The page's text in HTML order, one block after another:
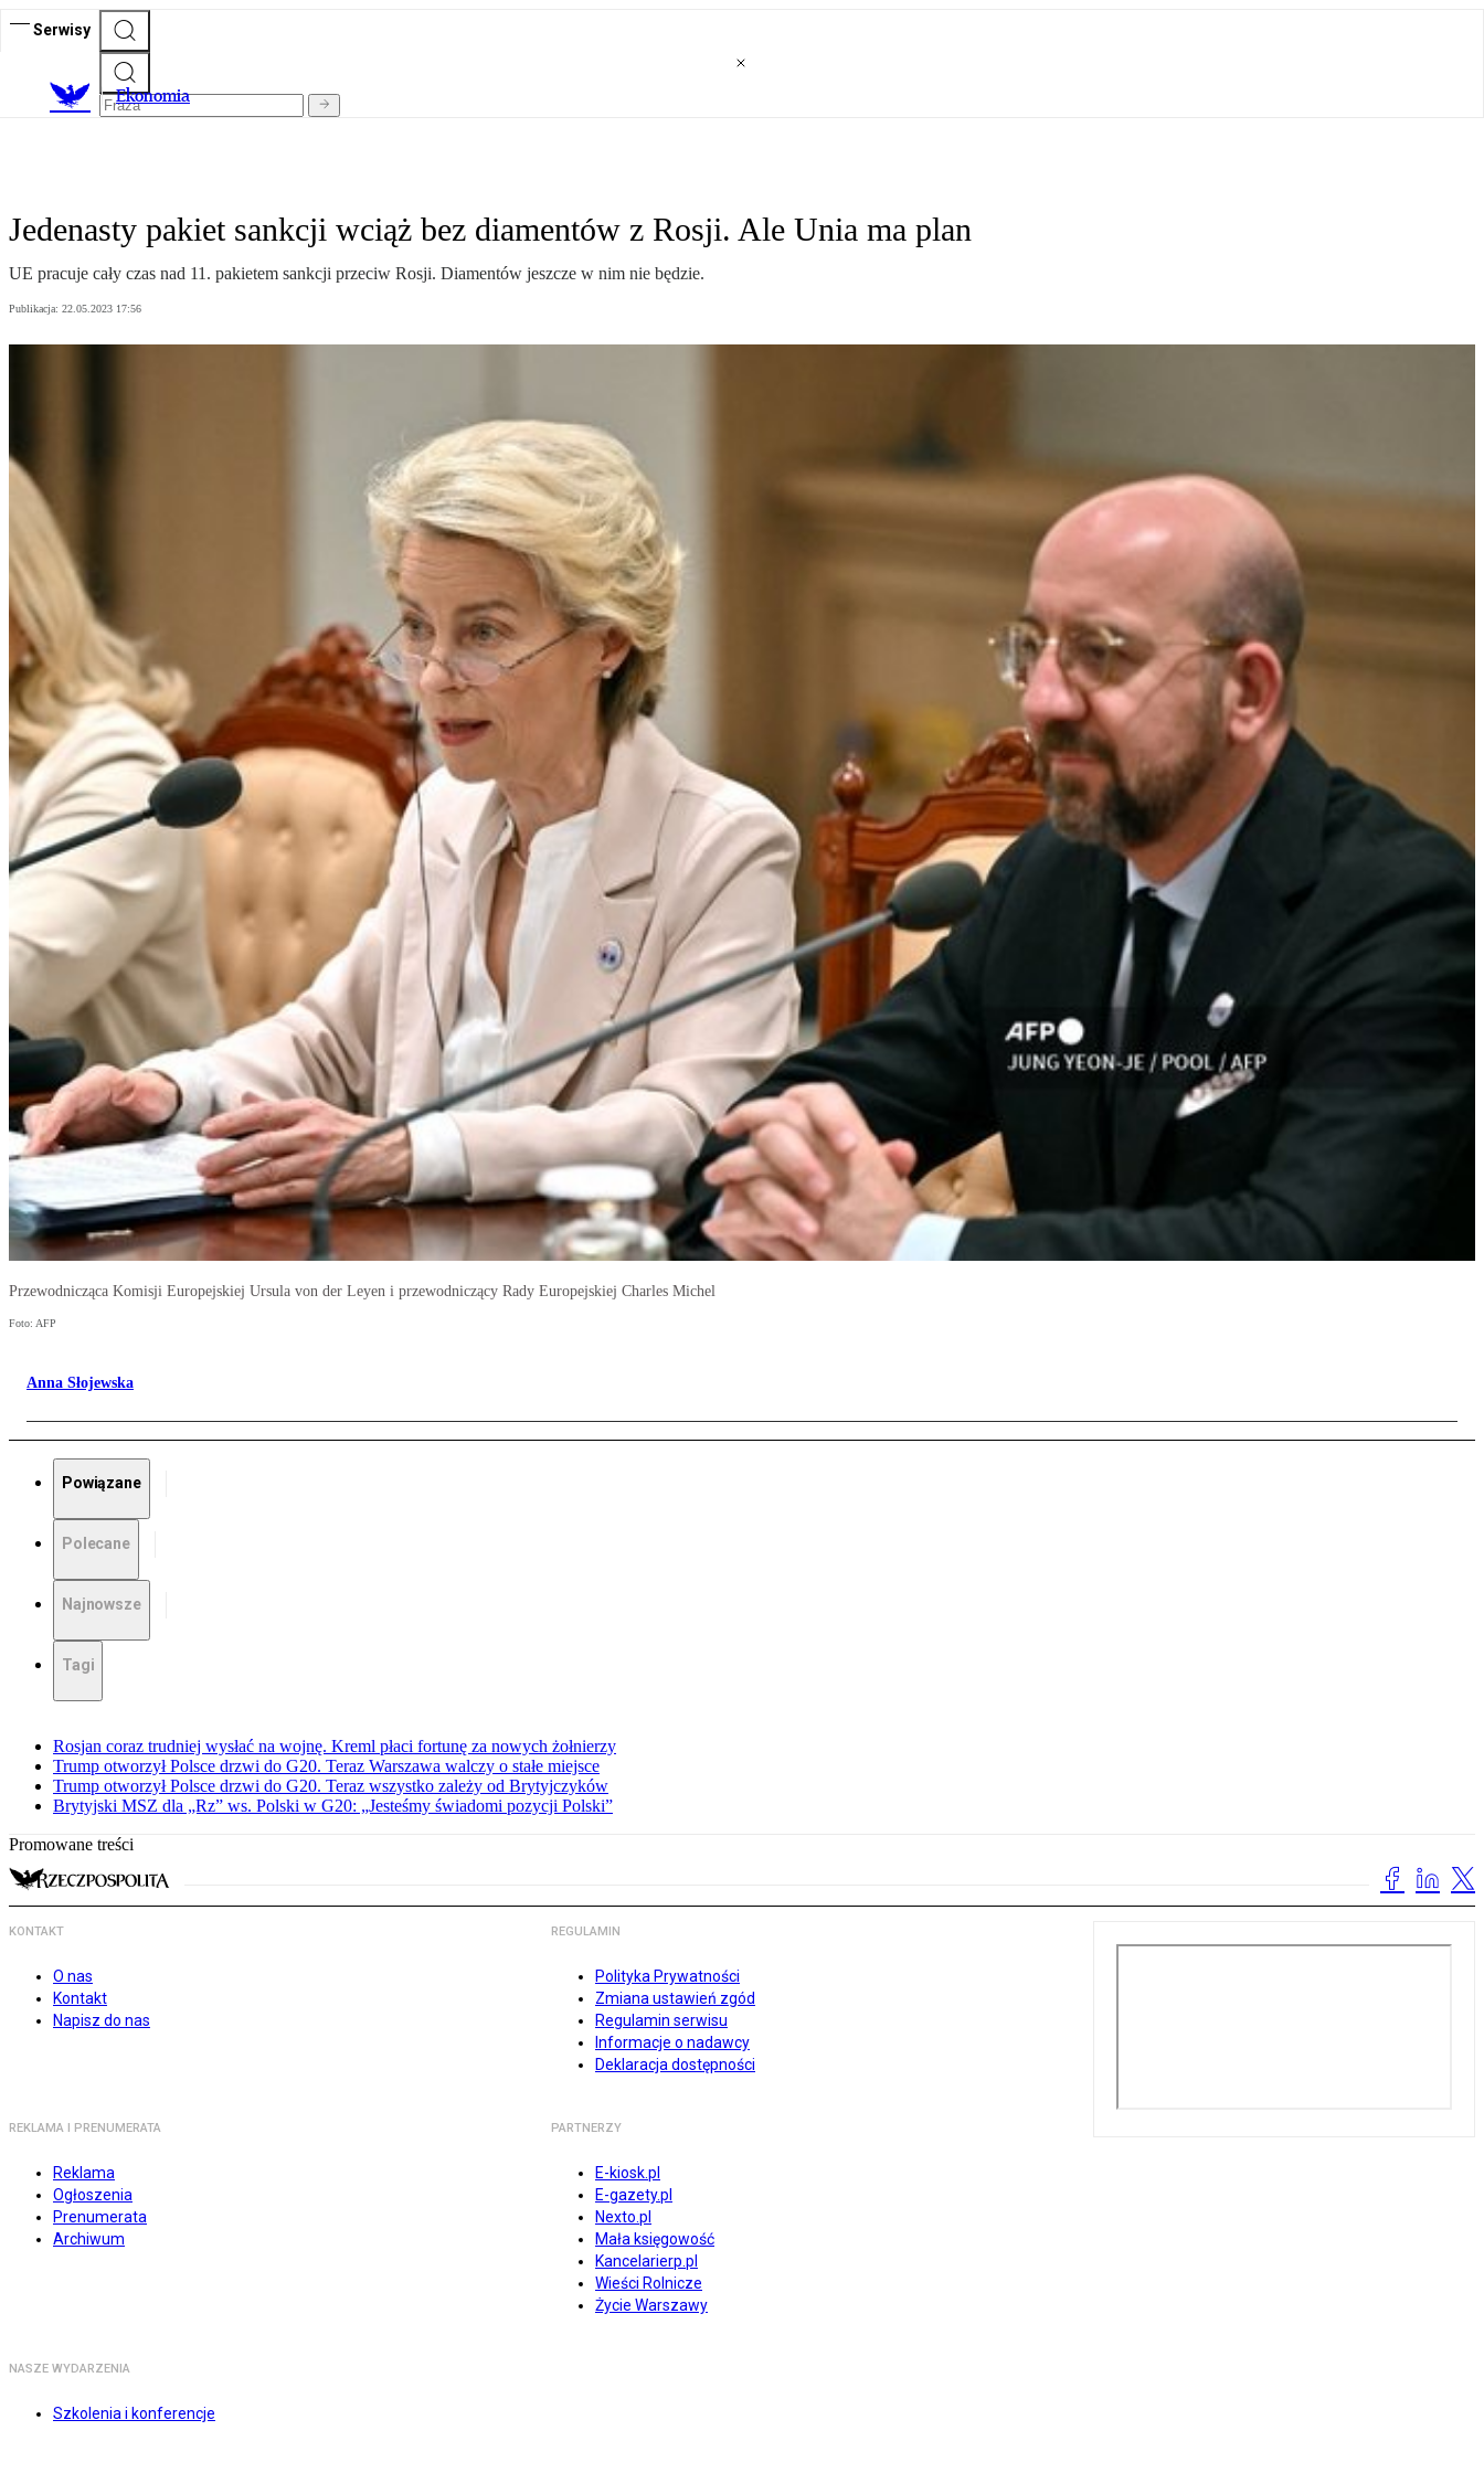
Serwisy
Ekonomia
Jedenasty pakiet sankcji wciąż bez diamentów z Rosji. Ale Unia ma plan
UE pracuje cały czas nad 11. pakietem sankcji przeciw Rosji. Diamentów jeszcze w nim nie będzie.
Publikacja: 22.05.2023 17:56
Przewodnicząca Komisji Europejskiej Ursula von der Leyen i przewodniczący Rady Europejskiej Charles Michel
Foto: AFP
Anna Słojewska
Powiązane
Polecane
Najnowsze
Tagi
Rosjan coraz trudniej wysłać na wojnę. Kreml płaci fortunę za nowych żołnierzy
Trump otworzył Polsce drzwi do G20. Teraz Warszawa walczy o stałe miejsce
Trump otworzył Polsce drzwi do G20. Teraz wszystko zależy od Brytyjczyków
Brytyjski MSZ dla „Rz” ws. Polski w G20: „Jesteśmy świadomi pozycji Polski”
Promowane treści
KONTAKT
O nas
Kontakt
Napisz do nas
REGULAMIN
Polityka Prywatności
Zmiana ustawień zgód
Regulamin serwisu
Informacje o nadawcy
Deklaracja dostępności
REKLAMA I PRENUMERATA
Reklama
Ogłoszenia
Prenumerata
Archiwum
PARTNERZY
E-kiosk.pl
E-gazety.pl
Nexto.pl
Mała księgowość
Kancelarierp.pl
Wieści Rolnicze
Życie Warszawy
NASZE WYDARZENIA
Szkolenia i konferencje